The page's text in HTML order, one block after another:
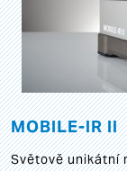
MOBILE-IR II
Světově unikátní